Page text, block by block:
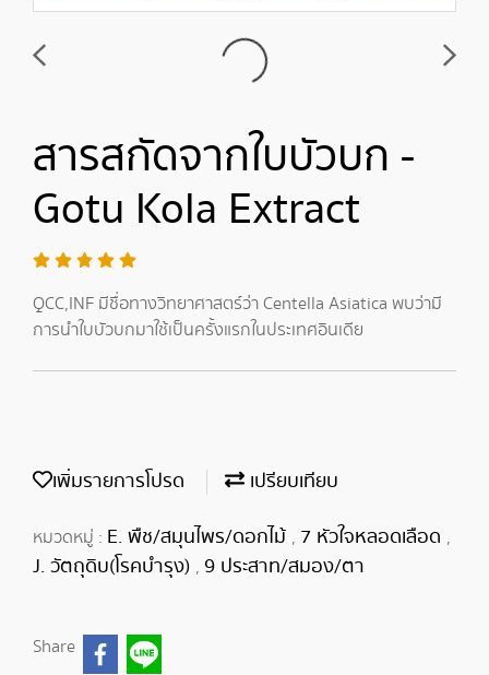
สารสกัดจากใบบัวบก -
Gotu Kola Extract
QCC,INF มีชื่อทางวิทยาศาสตร์ว่า Centella Asiatica พบว่ามี
การนำใบบัวบกมาใช้เป็นครั้งแรกในประเทศอินเดีย
เพิ่มรายการโปรด เปรียบเทียบ
หมวดหมู่ : E. พืช/สมุนไพร/ดอกไม้ , 7 หัวใจหลอดเลือด ,
J. วัตถุดิบ(โรคบำรุง) , 9 ประสาท/สมอง/ตา
Share